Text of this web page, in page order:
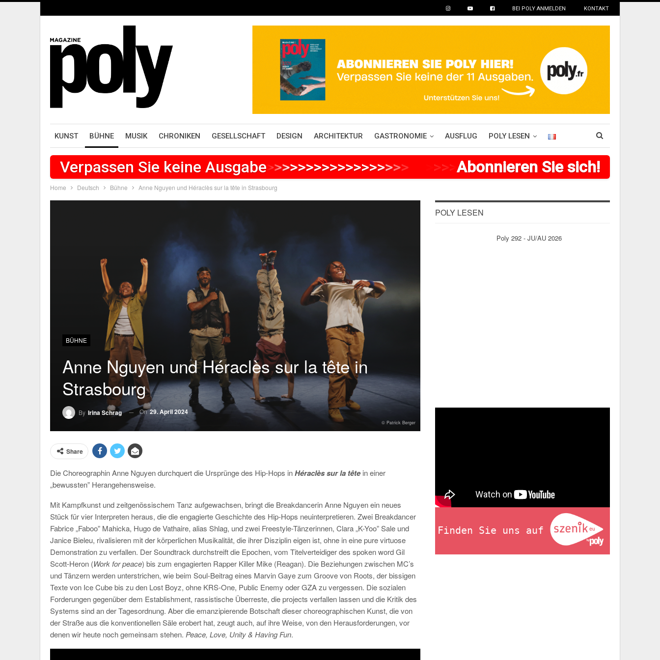
BEI POLY ANMELDEN KONTAKT
KUNST BÜHNE MUSIK CHRONIKEN GESELLSCHAFT DESIGN ARCHITEKTUR GASTRONOMIE AUSFLUG POLY LESEN
Verpassen Sie keine Ausgabe>>>>>>>>>>>>>>>>>> >>> >>> >>>>
Abonnieren Sie sich!
Home Deutsch Bühne Anne Nguyen und Héraclès sur la tête in Strasbourg
BÜHNE
Anne Nguyen und Héraclès sur la tête in
Strasbourg
By Irina Schrag On29. April 2024
© Patrick Berger
Share
Die Choreographin Anne Nguyen durchquert die Ursprünge des Hip-Hops inHéraclès sur la têtein einer
„bewussten” Herangehensweise.
Mit Kampfkunst und zeitgenössischem Tanz aufgewachsen, bringt die Breakdancerin Anne Nguyen ein neues
Stück für vier Interpreten heraus, die die engagierte Geschichte des Hip-Hops neuinterpretieren. Zwei Breakdancer
Fabrice „Faboo” Mahicka, Hugo de Vathaire, alias Shlag, und zwei Freestyle-Tänzerinnen, Clara „K-Yoo” Sale und
Janice Bieleu, rivalisieren mit der körperlichen Musikalität, die ihrer Disziplin eigen ist, ohne in eine pure virtuose
Demonstration zu verfallen. Der Soundtrack durchstreift die Epochen, vom Titelverteidiger des spoken word Gil
Scott-Heron (Work for peace) bis zum engagierten Rapper Killer Mike (Reagan). Die Beziehungen zwischen MC’s
und Tänzern werden unterstrichen, wie beim Soul-Beitrag eines Marvin Gaye zum Groove von Roots, der bissigen
Texte von Ice Cube bis zu den Lost Boyz, ohne KRS-One, Public Enemy oder GZA zu vergessen. Die sozialen
Forderungen gegenüber dem Establishment, rassistische Überreste, die projects verfallen lassen und die Kritik des
Systems sind an der Tagesordnung. Aber die emanzipierende Botschaft dieser choreographischen Kunst, die von
der Straße aus die konventionellen Säle erobert hat, zeugt auch, auf ihre Weise, von den Herausforderungen, vor
denen wir heute noch gemeinsam stehen. Peace, Love, Unity & Having Fun.
POLY LESEN
Poly 292 - JU/AU 2026
Finden Sie uns auf